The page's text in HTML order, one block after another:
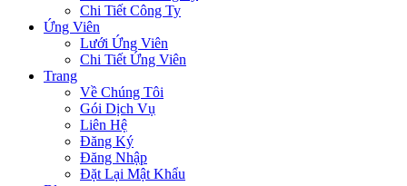
Chi Tiết Công Ty
Ứng Viên
Lưới Ứng Viên
Chi Tiết Ứng Viên
Trang
Về Chúng Tôi
Gói Dịch Vụ
Liên Hệ
Đăng Ký
Đăng Nhập
Đặt Lại Mật Khẩu